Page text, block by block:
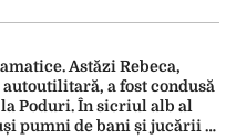
Astăzi Rebeca,
a fost condusă
Poduri. În sicriul alb al
pumni de bani și jucării –